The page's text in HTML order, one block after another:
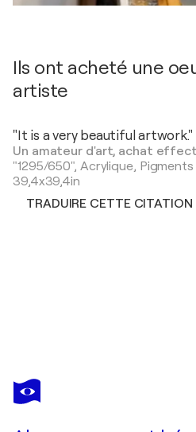
Ils ont acheté une
artiste
"It is a very beautiful artwork."
Un amateur d'art, achat
"1295/650", Acrylique, Pigments
39,4x39,4in
TRADUIRE CETTE CITATION
VOLKER W. HAMANN
9776/640/658